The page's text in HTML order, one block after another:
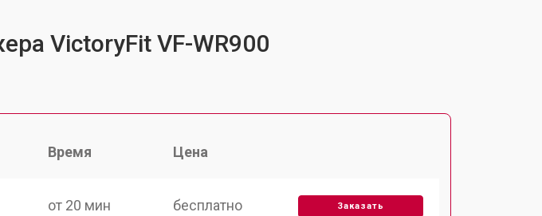
VictoryFit VF-WR900
Время Цена
от 20 мин бесплатно Заказать